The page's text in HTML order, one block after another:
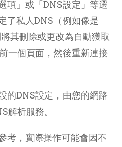
項」或「DNS設定」等選
了私人DNS（例如像是
將其刪除或更改為自動獲取
一個頁面，然後重新連接
的DNS設定，由您的網路
解析服務。
考，實際操作可能會因不